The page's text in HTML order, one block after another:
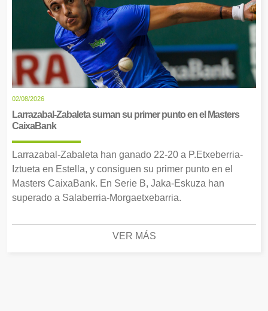
02/08/2026
Larrazabal-Zabaleta suman su primer punto en el Masters
CaixaBank
Larrazabal-Zabaleta han ganado 22-20 a P.Etxeberria-
Iztueta en Estella, y consiguen su primer punto en el
Masters CaixaBank. En Serie B, Jaka-Eskuza han
superado a Salaberria-Morgaetxebarria.
VER MÁS